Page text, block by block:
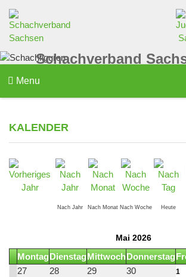
Schachverband
Menu
KALENDER
Nach Jahr Nach Monat Nach Woche Heute
Mai 2026
MontagDienstagMittwochDonnerstag
27 28 29 30 1